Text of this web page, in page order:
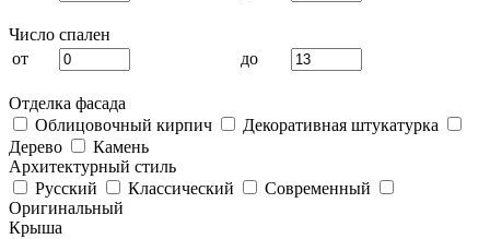
Число спален
от
до
Отделка фасада
Облицовочный кирпич
Декоративная штукатурка
Дерево
Камень
Архитектурный стиль
Русский
Классический
Современный
Оригинальный
Крыша